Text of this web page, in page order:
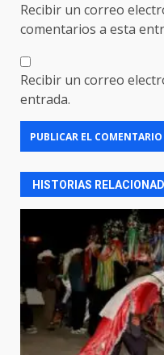
Recibir un correo
comentarios a esta
Recibir un correo
entrada.
HISTORIAS